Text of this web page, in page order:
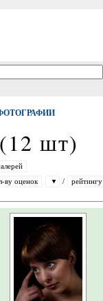
(12 шт)
ву оценок / рейтингу